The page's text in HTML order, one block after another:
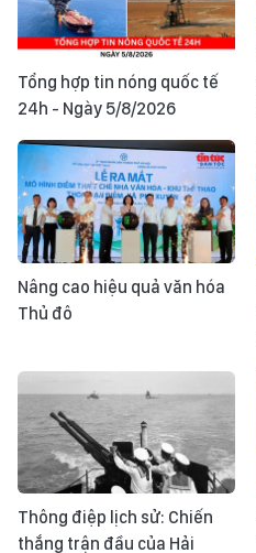
Tổng hợp tin nóng quốc tế
24h - Ngày 5/8/2026
Nâng cao hiệu quả văn hóa
Thủ đô
Thông điệp lịch sử: Chiến
thắng trận đầu của Hải